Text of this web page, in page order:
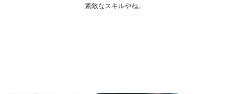
素敵なスキルやね。